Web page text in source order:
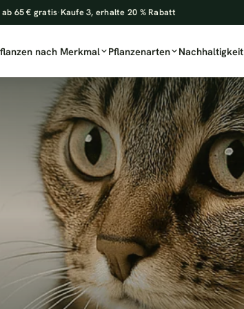
ab 65 € gratis·Kaufe 3, erhalte 20 % Rabatt
nach Merkmal Pflanzenarten Nachhaltigkeit